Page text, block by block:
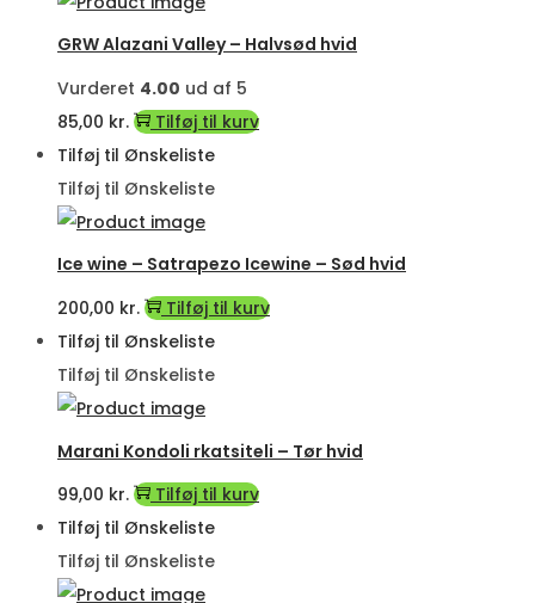
GRW Alazani Valley – Halvsød hvid
Vurderet 4.00 ud af 5
85,00 kr.
Tilføj til kurv
Tilføj til Ønskeliste
Tilføj til Ønskeliste
Ice wine – Satrapezo Icewine – Sød hvid
200,00 kr.
Tilføj til kurv
Tilføj til Ønskeliste
Tilføj til Ønskeliste
Marani Kondoli rkatsiteli – Tør hvid
99,00 kr.
Tilføj til kurv
Tilføj til Ønskeliste
Tilføj til Ønskeliste